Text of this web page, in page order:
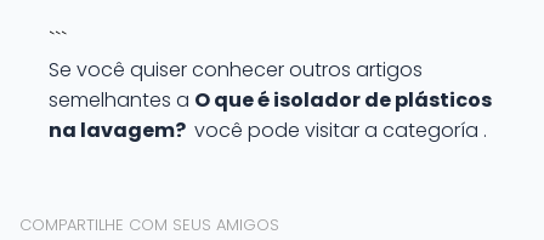
```
Se você quiser conhecer outros artigos
semelhantes a O que é isolador de plásticos
na lavagem? você pode visitar a categoría .
COMPARTILHE COM SEUS AMIGOS